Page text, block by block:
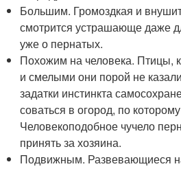
Большим. Громоздкая и
смотрится устрашающе даже
уже о пернатых.
Похожим на человека. Птицы,
и смелыми они порой не
задатки инстинкта
соваться в огород, по
Человекоподобное чучело
принять за хозяина.
Подвижным. Развевающиеся